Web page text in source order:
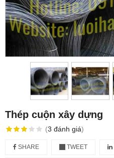
Thép cuộn xây dựng
(3 đánh giá)
SHARE TWEET